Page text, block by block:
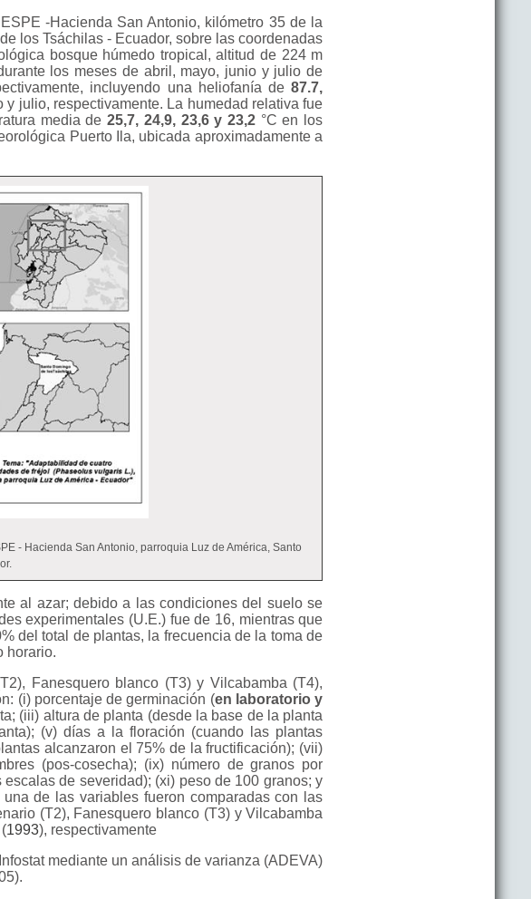
-Hacienda San Antonio, kilómetro 35 de la
los Tsáchilas - Ecuador, sobre las coordenadas
bosque húmedo tropical, altitud de 224 m
los meses de abril, mayo, junio y julio de
incluyendo una heliofanía de87.7,
julio, respectivamente. La humedad relativa fue
media de25,7, 24,9, 23,6 y 23,2 °C en los
Puerto Ila, ubicada aproximadamente a
- Hacienda San Antonio, parroquia Luz de América, Santo
al azar; debido a las condiciones del suelo se
experimentales (U.E.) fue de 16, mientras que
del total de plantas, la frecuencia de la toma de
horario.
Fanesquero blanco (T3) y Vilcabamba (T4),
(i) porcentaje de germinación (en laboratorio y
(iii) altura de planta (desde la base de la planta
(v) días a la floración (cuando las plantas
alcanzaron el 75% de la fructificación); (vii)
(pos-cosecha); (ix) número de granos por
de severidad); (xi) peso de 100 granos; y
de las variables fueron comparadas con las
(T2), Fanesquero blanco (T3) y Vilcabamba
1993), respectivamente
mediante un análisis de varianza (ADEVA)